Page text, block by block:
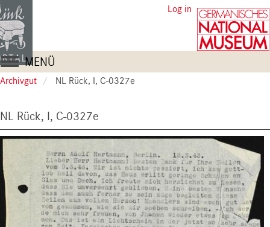
Skip
to
main
content
User
account
menu
Log in
Main
navigation
MENÜ
Archivgut NL Rück, I, C-0327e
NL Rück, I, C-0327e